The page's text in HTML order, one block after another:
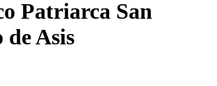
Patriarca San
de Asis